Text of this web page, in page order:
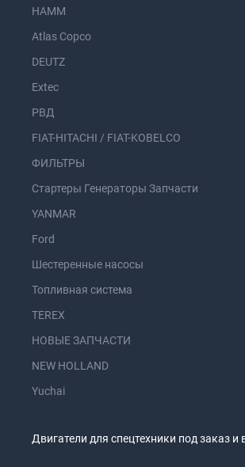
HAMM
Atlas Copco
DEUTZ
Extec
РВД
FIAT-HITACHI / FIAT-KOBELCO
ФИЛЬТРЫ
Стартеры Генераторы Запчасти
YANMAR
Ford
Шестеренные насосы
Топливная система
TEREX
НОВЫЕ ЗАПЧАСТИ
NEW HOLLAND
Yuchai
Двигатели для спецтехники под заказ и